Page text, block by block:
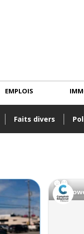
Faits divers
EMPLOIS